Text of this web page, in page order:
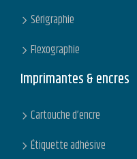
Sérigraphie
Flexographie
Imprimantes & encres
Cartouche d’encre
Étiquette adhésive